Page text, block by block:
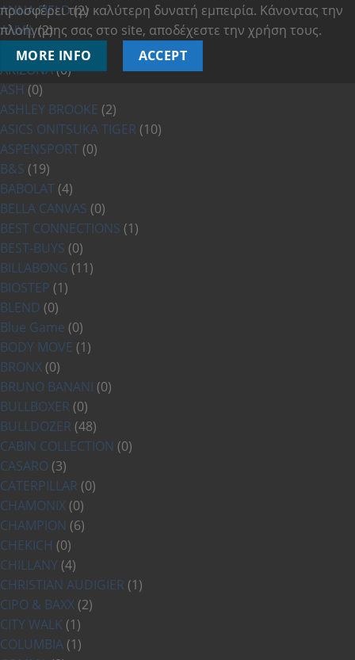
ANNA FIELD(2)
ANVIL(2)
APART(1)
ARIZONA(0)
ASH (0)
ASHLEY BROOKE (2)
ASICS ONITSUKA TIGER (10)
ASPENSPORT (0)
B&S (19)
BABOLAT (4)
BELLA CANVAS (0)
BEST CONNECTIONS (1)
BEST-BUYS (0)
BILLABONG (11)
BIOSTEP (1)
BLEND (0)
Blue Game (0)
BODY MOVE (1)
BRONX (0)
BRUNO BANANI (0)
BULLBOXER (0)
BULLDOZER (48)
CABIN COLLECTION (0)
CASARO (3)
CATERPILLAR (0)
CHAMONIX (0)
CHAMPION (6)
CHEKICH (0)
CHILLANY (4)
CHRISTIAN AUDIGIER (1)
CIPO & BAXX (2)
CITY WALK (1)
COLUMBIA (1)
προσφέρει την καλύτερη δυνατή εμπειρία. Κάνοντας την
πλοήγησης σας στο site, αποδέχεστε την χρήση τους.
MORE INFO
ACCEPT